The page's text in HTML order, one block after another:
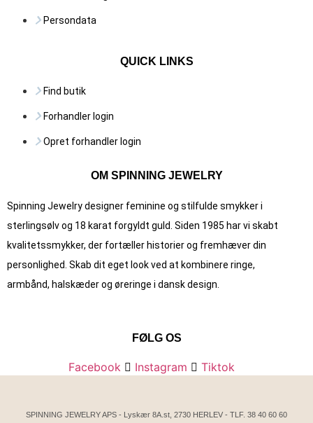
Persondata
QUICK LINKS
Find butik
Forhandler login
Opret forhandler login
OM SPINNING JEWELRY
Spinning Jewelry designer feminine og stilfulde smykker i
sterlingsølv og 18 karat forgyldt guld. Siden 1985 har vi skabt
kvalitets­smykker, der fortæller historier og fremhæver din
personlighed. Skab dit eget look ved at kombinere ringe,
armbånd, halskæder og øreringe i dansk design.
FØLG OS
Facebook Instagram Tiktok
SPINNING JEWELRY APS - Lyskær 8A.st, 2730 HERLEV - TLF. 38 40 60 60